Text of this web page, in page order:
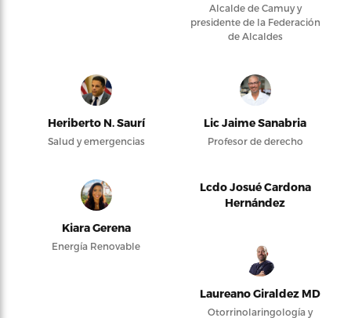
Alcalde de Camuy y
presidente de la Federación
de Alcaldes
Heriberto N. Saurí
Salud y emergencias
Lic Jaime Sanabria
Profesor de derecho
Kiara Gerena
Energía Renovable
Lcdo Josué Cardona
Hernández
Laureano Giraldez MD
Otorrinolaringología y